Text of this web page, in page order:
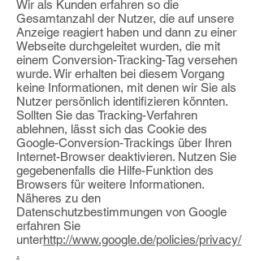
Wir als Kunden erfahren so die
Gesamtanzahl der Nutzer, die auf unsere
Anzeige reagiert haben und dann zu einer
Webseite durchgeleitet wurden, die mit
einem Conversion-Tracking-Tag versehen
wurde. Wir erhalten bei diesem Vorgang
keine Informationen, mit denen wir Sie als
Nutzer persönlich identifizieren könnten.
Sollten Sie das Tracking-Verfahren
ablehnen, lässt sich das Cookie des
Google-Conversion-Trackings über Ihren
Internet-Browser deaktivieren. Nutzen Sie
gegebenenfalls die Hilfe-Funktion des
Browsers für weitere Informationen.
Näheres zu den
Datenschutzbestimmungen von Google
erfahren Sie
unterhttp://www.google.de/policies/privacy/
.